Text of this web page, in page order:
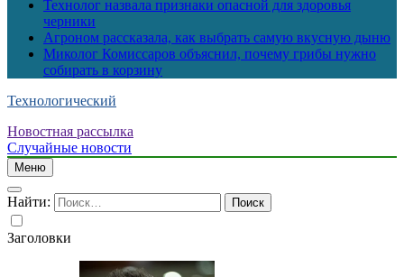
Технолог назвала признаки опасной для здоровья
черники
Агроном рассказала, как выбрать самую вкусную дыню
Миколог Комиссаров объяснил, почему грибы нужно
собирать в корзину
Технологический
Новостная рассылка
Случайные новости
Меню
Найти:
Заголовки